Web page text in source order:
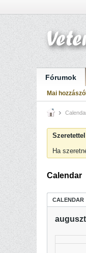
Fórumok
Mai
Ha
Calendar
CALENDAR